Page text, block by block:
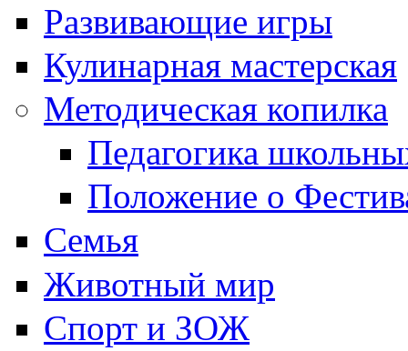
Развивающие игры
Кулинарная мастерская
Методическая копилка
Педагогика
Положение о
Семья
Животный мир
Спорт и ЗОЖ